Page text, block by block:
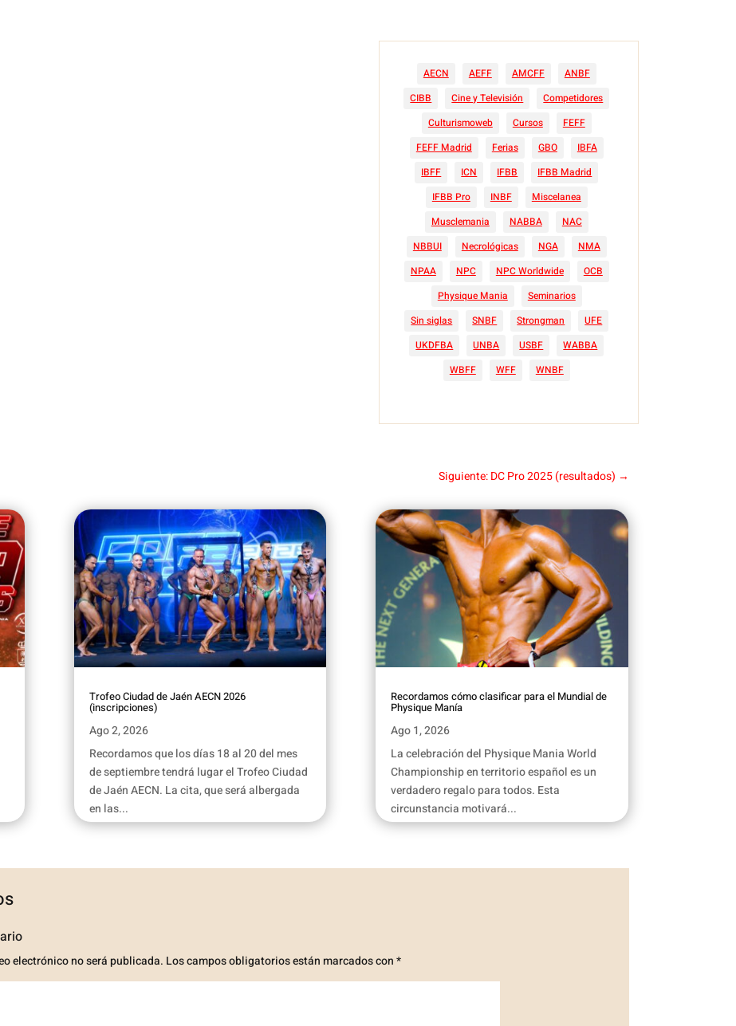
AECN AEFF AMCFF
ANBF
CIBB
Cine y Televisión
Competidores
Culturismoweb
Cursos
FEFF
FEFF Madrid
Ferias GBO
IBFA
IBFF
ICN IFBB
IFBB Madrid
IFBB Pro
INBF
Miscelanea
Musclemania
NABBA
NAC
NBBUI
Necrológicas NGA
NMA
NPAA
NPC NPC Worldwide
OCB
Physique Mania
Seminarios
Sin siglas
SNBF Strongman
UFE
UKDFBA
UNBA USBF
WABBA
WBFF
WFF WNBF
Siguiente: DC Pro 2025 (resultados) →
Trofeo Ciudad de Jaén AECN 2026
(inscripciones)
Ago 2, 2026
Recordamos que los días 18 al 20 del mes
de septiembre tendrá lugar el Trofeo Ciudad
de Jaén AECN. La cita, que será albergada
en las...
Recordamos cómo clasificar para el Mundial de
Physique Manía
Ago 1, 2026
La celebración del Physique Mania World
Championship en territorio español es un
verdadero regalo para todos. Esta
circunstancia motivará...
electrónico no será publicada. Los campos obligatorios están marcados con*